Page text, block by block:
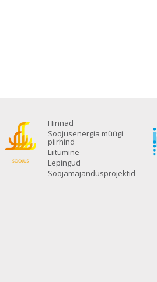
Hinnad
Soojusenergia müügi
piirhind
Liitumine
Lepingud
Soojamajandusprojektid